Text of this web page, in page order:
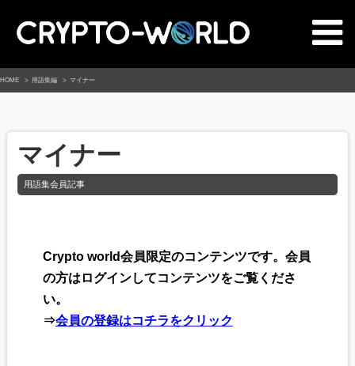
HOME 用語集編 マイナー
マイナー
用語集会員記事
Crypto world会員限定のコンテンツです。会員
の方はログインしてコンテンツをご覧くださ
い。
⇒会員の登録はコチラをクリック